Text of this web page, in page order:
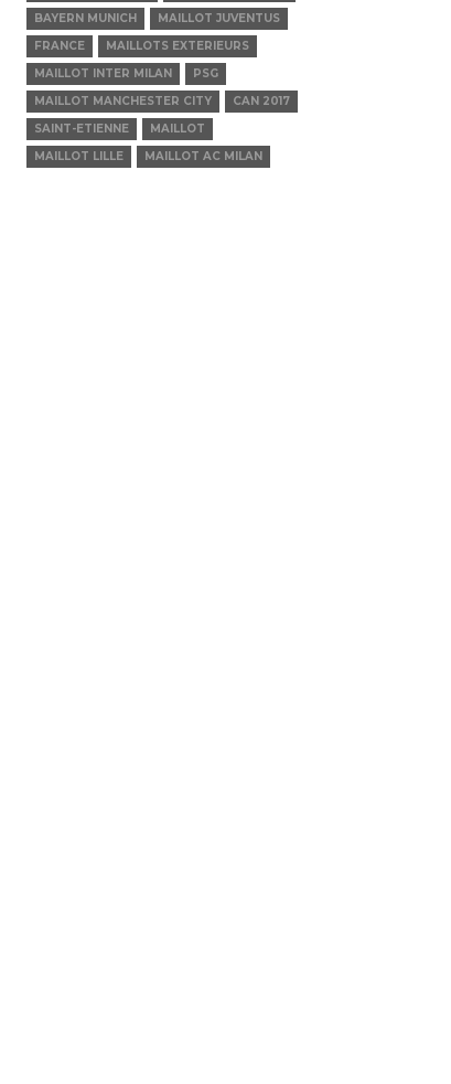
BAYERN MUNICH
MAILLOT JUVENTUS
FRANCE
MAILLOTS EXTERIEURS
MAILLOT INTER MILAN
PSG
MAILLOT MANCHESTER CITY
CAN 2017
SAINT-ETIENNE
MAILLOT
MAILLOT LILLE
MAILLOT AC MILAN